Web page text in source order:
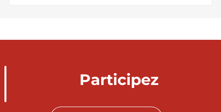
Participez